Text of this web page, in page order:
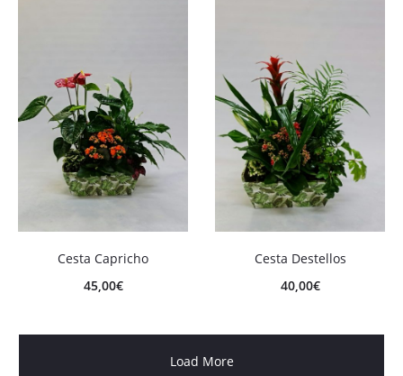
Cesta Capricho
45,00€
Cesta Destellos
40,00€
Load More